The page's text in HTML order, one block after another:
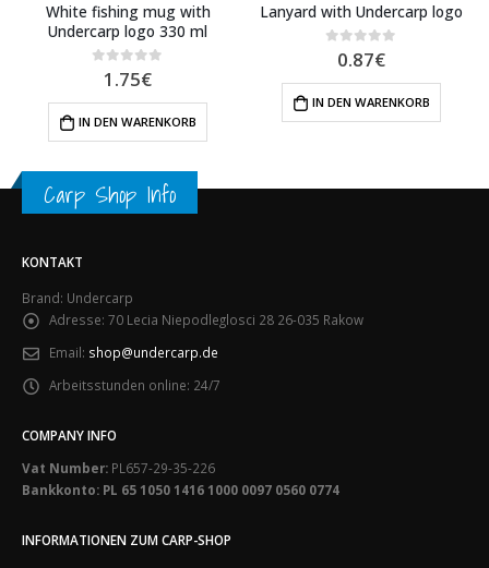
White fishing mug with
Undercarp logo 330 ml
out of 5
1.75€
IN DEN WARENKORB
Lanyard with Undercarp logo
out of 5
0.87€
IN DEN WARENKORB
Carp Shop Info
KONTAKT
Brand: Undercarp
Adresse: 70 Lecia Niepodleglosci 28 26-035 Rakow
Email: shop@undercarp.de
Arbeitsstunden online: 24/7
COMPANY INFO
Vat Number: PL657-29-35-226
Bankkonto: PL 65 1050 1416 1000 0097 0560 0774
INFORMATIONEN ZUM CARP-SHOP